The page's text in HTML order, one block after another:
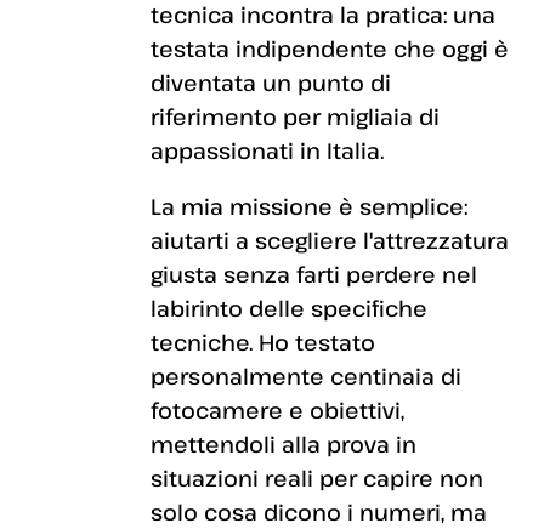
tecnica incontra la pratica: una
testata indipendente che oggi è
diventata un punto di
riferimento per migliaia di
appassionati in Italia.
La mia missione è semplice:
aiutarti a scegliere l'attrezzatura
giusta senza farti perdere nel
labirinto delle specifiche
tecniche. Ho testato
personalmente centinaia di
fotocamere e obiettivi,
mettendoli alla prova in
situazioni reali per capire non
solo cosa dicono i numeri, ma